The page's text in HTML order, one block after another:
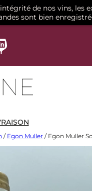
/ Egon Muller/ Egon Muller
de nos vins, les
sont bien